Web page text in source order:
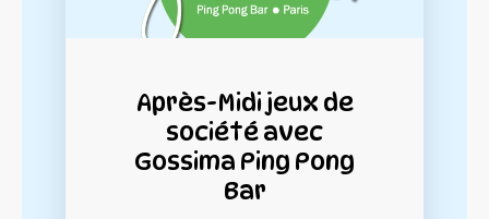
Après-Midi jeux de
société avec
Gossima Ping Pong
Bar